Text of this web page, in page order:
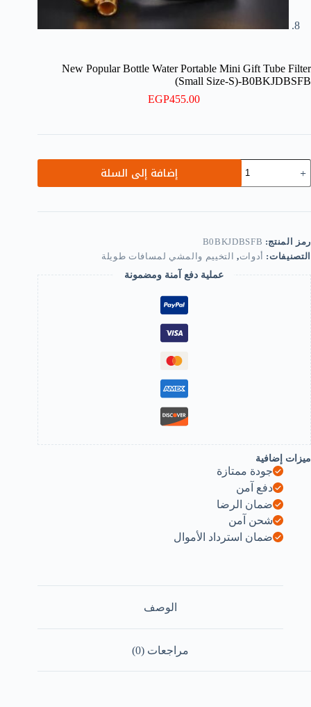
New Popular Bottle Water Portable Mini Gift Tube Filter
(Small Size-S)-B0BKJDBSFB
EGP455.00
New
Popular
Water
Mini
Gift
Tube
(Small
Size-
S)-
B0BKJDBSFB
إضافة إلى السلة
رمز المنتج: B0BKJDBSFB
التصنيفات: أدوات,
التخييم والمشي لمسافات طويلة
عملية دفع آمنة ومضمونة
ميزات إضافية
جودة ممتازة
دفع آمن
ضمان الرضا
شحن آمن
ضمان استرداد الأموال
الوصف
مراجعات (0)